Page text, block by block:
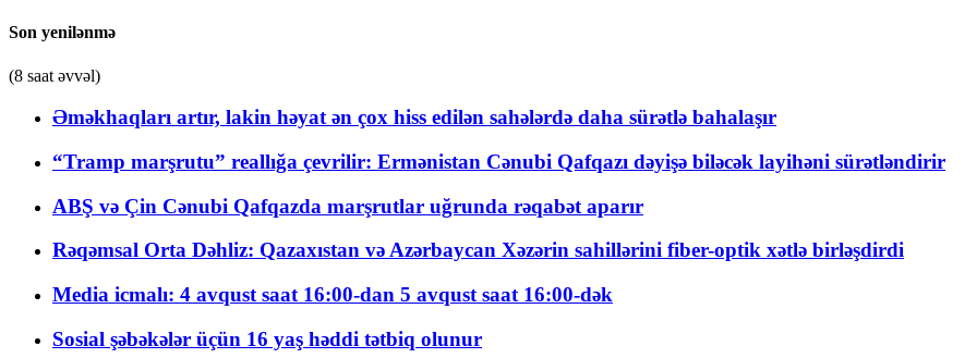
Son yenilənmə
(8 saat əvvəl)
Əməkhaqları artır, lakin həyat ən çox hiss edilən sahələrdə daha sürətlə bahalaşır
“Tramp marşrutu” reallığa çevrilir: Ermənistan Cənubi Qafqazı dəyişə biləcək layihəni sürətləndirir
ABŞ və Çin Cənubi Qafqazda marşrutlar uğrunda rəqabət aparır
Rəqəmsal Orta Dəhliz: Qazaxıstan və Azərbaycan Xəzərin sahillərini fiber-optik xətlə birləşdirdi
Media icmalı: 4 avqust saat 16:00-dan 5 avqust saat 16:00-dək
Sosial şəbəkələr üçün 16 yaş həddi tətbiq olunur